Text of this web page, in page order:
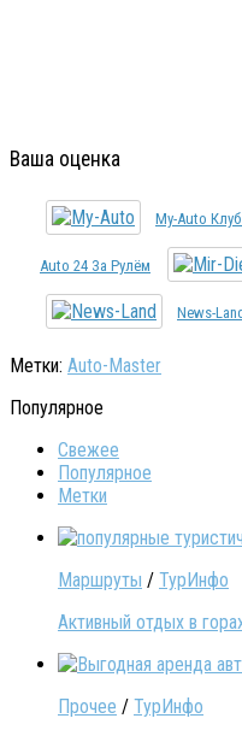
Ваша оценка
My-Auto
Auto 24 За Рулём
News-
Метки: Auto-Master
Популярное
Свежее
Популярное
Метки
Маршруты / ТурИнфо
Активный отдых в
Прочее / ТурИнфо